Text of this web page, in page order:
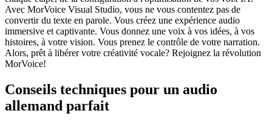
Avec MorVoice Visual Studio, vous ne vous contentez pas de
convertir du texte en parole. Vous créez une expérience audio
immersive et captivante. Vous donnez une voix à vos idées, à vos
histoires, à votre vision. Vous prenez le contrôle de votre narration.
Alors, prêt à libérer votre créativité vocale? Rejoignez la révolution
MorVoice!
Conseils techniques pour un audio
allemand parfait